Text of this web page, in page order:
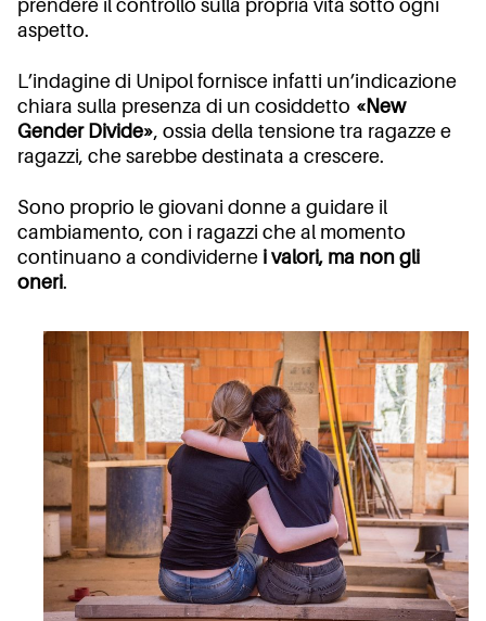
prendere il controllo sulla propria vita sotto ogni
aspetto.
L’indagine di Unipol fornisce infatti un’indicazione
chiara sulla presenza di un cosiddetto «New
Gender Divide», ossia della tensione tra ragazze e
ragazzi, che sarebbe destinata a crescere.
Sono proprio le giovani donne a guidare il
cambiamento, con i ragazzi che al momento
continuano a condividerne i valori, ma non gli
oneri.